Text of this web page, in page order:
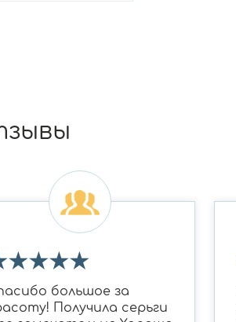
★★★★
большое за
Получила серьги